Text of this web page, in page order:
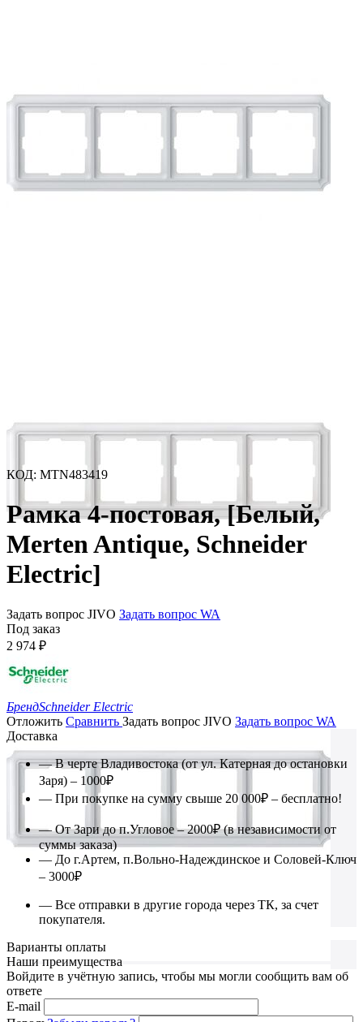
КОД: MTN483419
Рамка 4-постовая, [Белый,
Merten Antique, Schneider
Electric]
Задать вопрос JIVO Задать вопрос WA
Под заказ
2 974 ₽
БрендSchneider Electric
Отложить Сравнить Задать вопрос JIVO Задать вопрос WA
Доставка
— В черте Владивостока (от ул. Катерная до остановки
Заря) – 1000₽
— При покупке на сумму свыше 20 000₽ – бесплатно!
— От Зари до п.Угловое – 2000₽ (в независимости от
суммы заказа)
— До г.Артем, п.Вольно-Надеждинское и Соловей-Ключ
– 3000₽
— Все отправки в другие города через ТК, за счет
покупателя.
Варианты оплаты
Наши преимущества
Войдите в учётную запись, чтобы мы могли сообщить вам об
ответе
E-mail